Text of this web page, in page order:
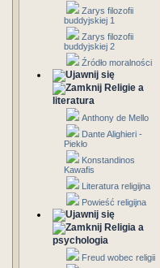
Zarys filozofii
buddyjskiej 1
Zarys filozofii
buddyjskiej 2
Źródło moralności
Religie a
literatura
Anthony de Mello
Dante Alighieri -
Piekło
Konstandinos
Kawafis
Literatura religijna
Powieść religijna
Religia a
psychologia
Freud wobec religii